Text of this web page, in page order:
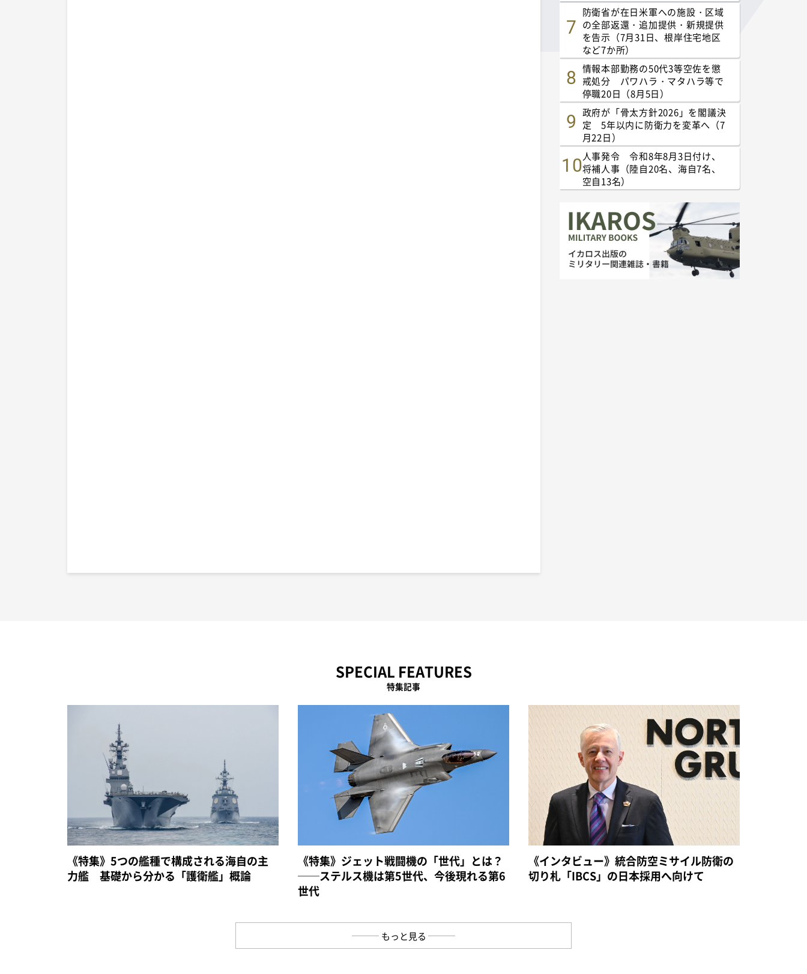
防衛省が在日米軍への施設・区域
の全部返還・追加提供・新規提供
を告示（7月31日、根岸住宅地区
など7か所）
情報本部勤務の50代3等空佐を懲
戒処分 パワハラ・マタハラ等で
停職20日（8月5日）
政府が「骨太方針2026」を閣議決
定 5年以内に防衛力を変革へ（7
月22日）
人事発令 令和8年8月3日付け、
将補人事（陸自20名、海自7名、
空自13名）
SPECIAL FEATURES
特集記事
《特集》5つの艦種で構成される海自の主
力艦 基礎から分かる「護衛艦」概論
《特集》ジェット戦闘機の「世代」とは？
──ステルス機は第5世代、今後現れる第6
世代
《インタビュー》統合防空ミサイル防衛の
切り札「IBCS」の日本採用へ向けて
もっと見る